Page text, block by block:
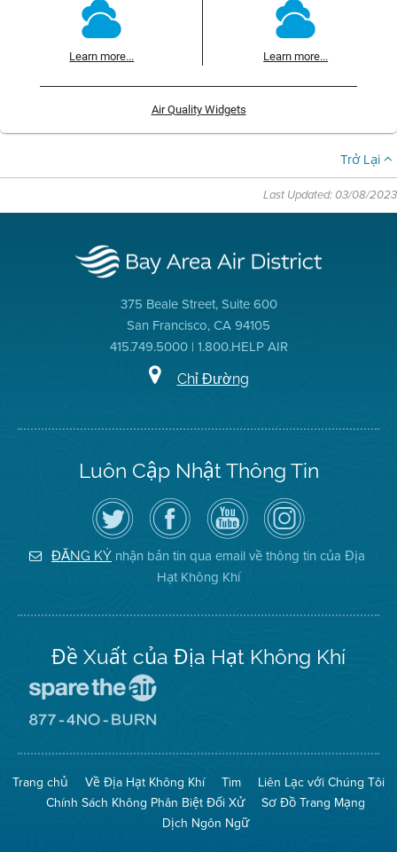
Learn more... Learn more...
Air Quality Widgets
Trở Lại
Last Updated: 03/08/2023
375 Beale Street, Suite 600
San Francisco, CA 94105
415.749.5000 | 1.800.HELP AIR
Chỉ Đường
Luôn Cập Nhật Thông Tin
Hãy
theo
dõi
Địa
Hạt
Không
Truy
cập
Trang
Facebook
của
Địa
Hạt
Kênh
YouTube
của
Địa
Hạt
Không
Khí
Air
District
on
Instagram
ĐĂNG KÝ nhận bản tin qua email về thông tin của Địa
Hạt Không Khí
Đề Xuất của Địa Hạt Không Khí
The
(Bảo
Toàn
Không
Khí)
Mạng
No
Burn
(Không
Đốt)
Trang chủ Về Địa Hạt Không Khí Tìm
Liên Lạc với Chúng Tôi
Chính Sách Không Phân Biệt Đối Xử
Sơ Đồ Trang Mạng
Dịch Ngôn Ngữ